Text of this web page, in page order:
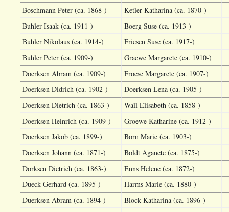
Boschmann Peter (ca. 1868-)
Ketler Katharina (ca. 1870-)
Buhler Isaak (ca. 1911-)
Boerg Suse (ca. 1913-)
Buhler Nikolaus (ca. 1914-)
Friesen Suse (ca. 1917-)
Buhler Peter (ca. 1909-)
Graewe Margarete (ca. 1910-)
Doerksen Abram (ca. 1909-)
Froese Margarete (ca. 1907-)
Doerksen Didrich (ca. 1902-)
Doerksen Lena (ca. 1905-)
Doerksen Dietrich (ca. 1863-)
Wall Elisabeth (ca. 1858-)
Doerksen Heinrich (ca. 1909-)
Groewe Katharine (ca. 1912-)
Doerksen Jakob (ca. 1899-)
Born Marie (ca. 1903-)
Doerksen Johann (ca. 1871-)
Boldt Aganete (ca. 1875-)
Dorksen Dietrich (ca. 1863-)
Enns Helene (ca. 1872-)
Dueck Gerhard (ca. 1895-)
Harms Marie (ca. 1880-)
Duerksen Abram (ca. 1894-)
Block Katharina (ca. 1896-)